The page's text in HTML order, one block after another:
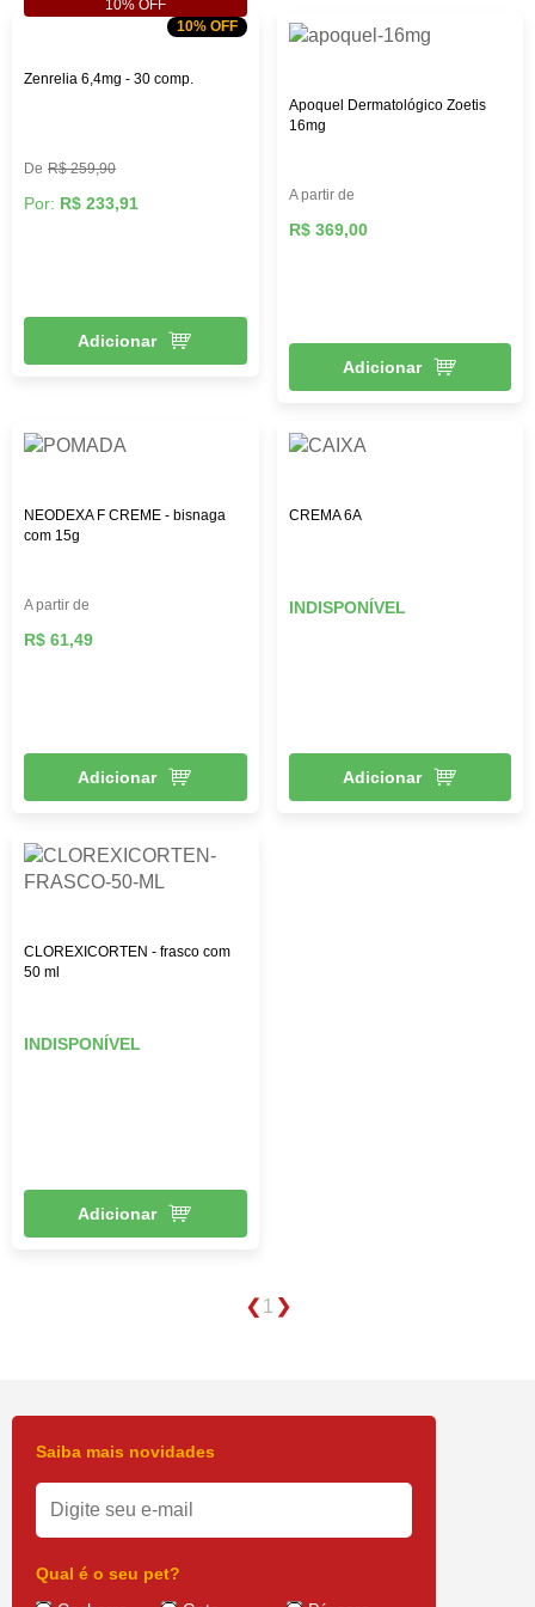
10% OFF
10% OFF
Zenrelia 6,4mg - 30 comp.
R$ 259,90
Por: R$ 233,91
Adicionar
Apoquel Dermatológico Zoetis
16mg
A partir de
R$ 369,00
Adicionar
NEODEXA F CREME - bisnaga
com 15g
A partir de
R$ 61,49
Adicionar
CREMA 6A
INDISPONÍVEL
Adicionar
CLOREXICORTEN - frasco com
50 ml
INDISPONÍVEL
Adicionar
1
Saiba mais novidades
Qual é o seu pet?